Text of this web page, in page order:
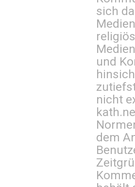
sich
und
nicht
dem